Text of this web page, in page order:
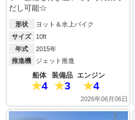
だし可能☆
形状
ヨット＆水上バイク
サイズ
10ft
年式
2015年
推進機
ジェット推進
船体
4
装備品
3
エンジン
4
2026年06月06日